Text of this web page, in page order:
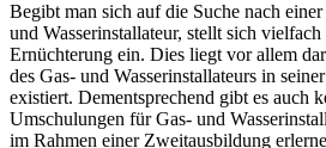
Begibt man sich auf die Suche nach
und Wasserinstallateur, stellt sich
Ernüchterung ein. Dies liegt vor allem
des Gas- und Wasserinstallateurs in
existiert. Dementsprechend gibt es auch
Umschulungen für Gas- und
im Rahmen einer Zweitausbildung